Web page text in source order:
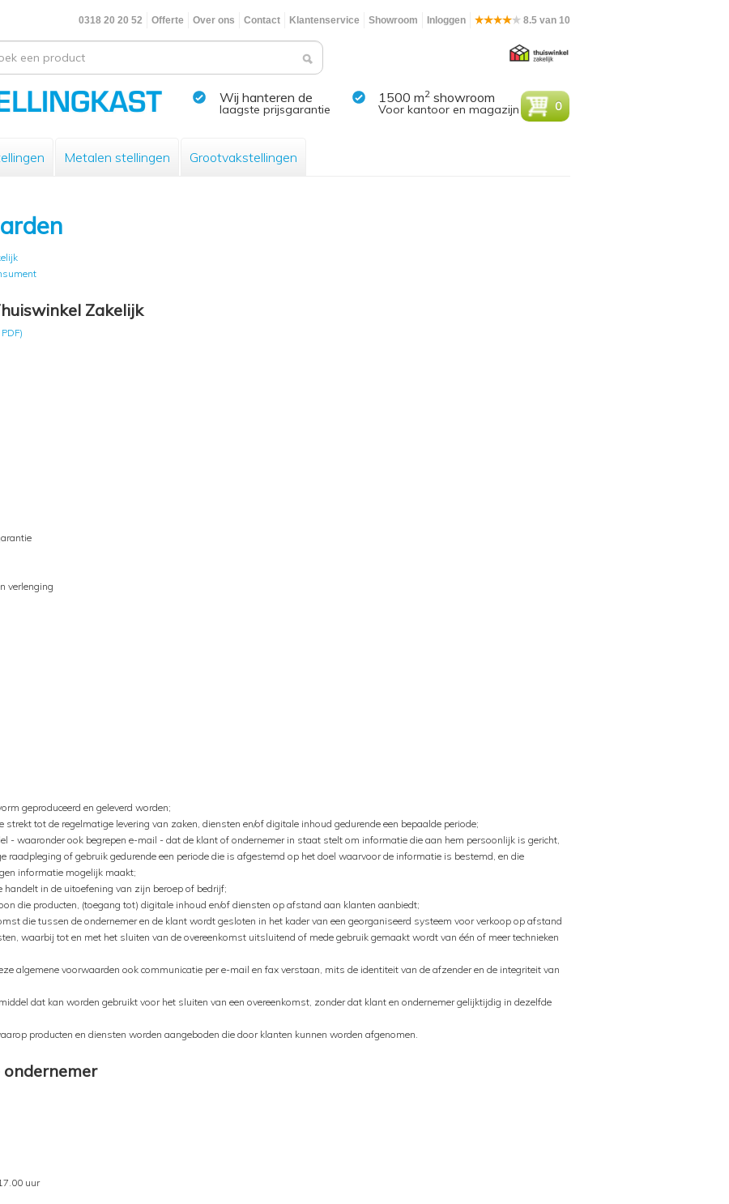
0318 20 20 52 Offerte Over ons Contact Klantenservice Showroom Inloggen 8.5 van 10
Wij hanteren de
laagste prijsgarantie
1500 m2 showroom
Voor kantoor en magazijn 0
Metalen stellingen Grootvakstellingen
Zakelijk
verlenging
geproduceerd en geleverd worden;
strekt tot de regelmatige levering van zaken, diensten en/of digitale inhoud gedurende een bepaalde periode;
- waaronder ook begrepen e-mail - dat de klant of ondernemer in staat stelt om informatie die aan hem persoonlijk is gericht,
raadpleging of gebruik gedurende een periode die is afgestemd op het doel waarvoor de informatie is bestemd, en die
informatie mogelijk maakt;
in de uitoefening van zijn beroep of bedrijf;
die producten, (toegang tot) digitale inhoud en/of diensten op afstand aan klanten aanbiedt;
die tussen de ondernemer en de klant wordt gesloten in het kader van een georganiseerd systeem voor verkoop op afstand
waarbij tot en met het sluiten van de overeenkomst uitsluitend of mede gebruik gemaakt wordt van één of meer technieken
algemene voorwaarden ook communicatie per e-mail en fax verstaan, mits de identiteit van de afzender en de integriteit van
dat kan worden gebruikt voor het sluiten van een overeenkomst, zonder dat klant en ondernemer gelijktijdig in dezelfde
producten en diensten worden aangeboden die door klanten kunnen worden afgenomen.
uur